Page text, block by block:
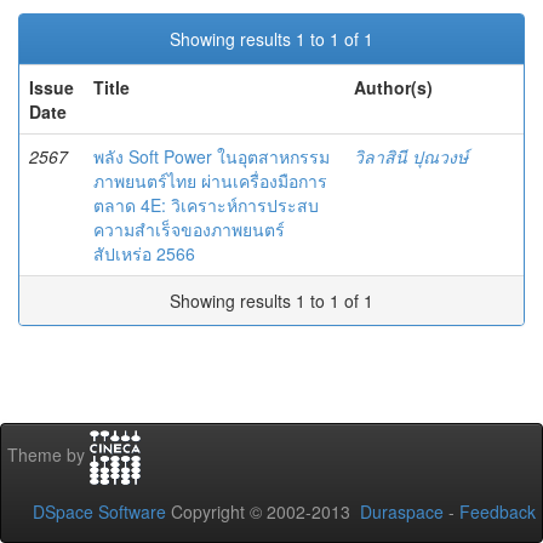
Showing results 1 to 1 of 1
Issue
Date
Title Author(s)
2567
พลัง Soft Power ในอุตสาหกรรม
ภาพยนตร์ไทย ผ่านเครื่องมือการ
ตลาด 4E: วิเคราะห์การประสบ
ความสำเร็จของภาพยนตร์
สัปเหร่อ 2566
วิลาสินี ปุณวงษ์
Showing results 1 to 1 of 1
Theme by
DSpace Software Copyright © 2002-2013 Duraspace - Feedback